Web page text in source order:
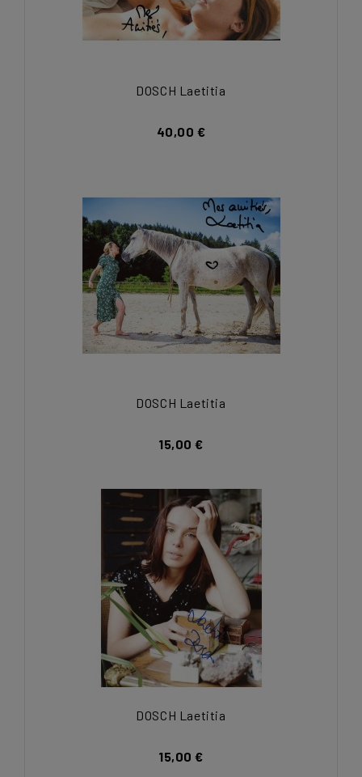
DOSCH Laetitia
40,00 €
DOSCH Laetitia
15,00 €
DOSCH Laetitia
15,00 €